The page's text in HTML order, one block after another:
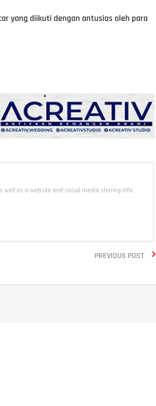
yang diikuti dengan antusias oleh para
well as a website and social media sharing info
PREVIOUS POST 